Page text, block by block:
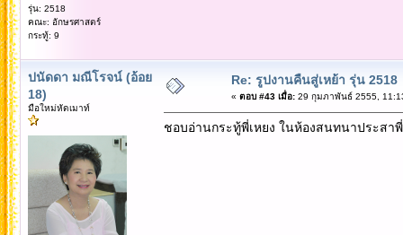
รุ่น: 2518
คณะ: อักษรศาสตร์
กระทู้: 9
ปนัดดา มณีโรจน์ (อ้อย
18)
มือใหม่หัดเมาท์
Re: รูปงานคืนสู่เหย้า รุ่น 2518
« ตอบ #43 เมื่อ:29 กุมภาพันธ์ 2555,
ชอบอ่านกระทู้พี่เหยง ในห้องสนทนาประสา